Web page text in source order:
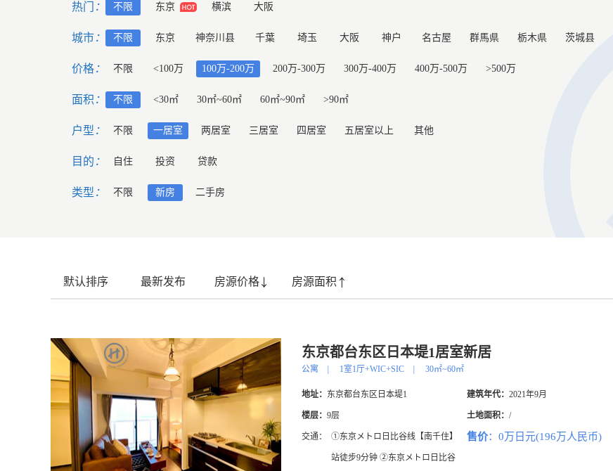
热门 ： 不限 东京 横滨 大阪
城市： 不限 东京 神奈川县 千葉 埼玉 大阪 神户 名古屋 群馬県 栃木県 茨城县
价格： 不限 <100万 100万-200万 200万-300万 300万-400万 400万-500万 >500万
面积 ： 不限 <30㎡ 30㎡~60㎡ 60㎡~90㎡ >90㎡
户型 ： 不限 一居室 两居室 三居室 四居室 五居室以上 其他
目的 ： 自住 投资 贷款
类型 ： 不限 新房 二手房
默认排序 最新发布 房源价格 房源面积
东京都台东区日本堤1居室新居
公寓 1室1厅+WIC+SIC 30㎡~60㎡
地址： 东京都台东区日本堤1 建筑年代： 2021年9月
楼层： 9层 土地面积： /
交通： ①东京メトロ日比谷线【南千住】
站徒步9分钟 ②东京メトロ日比谷
售价：0万日元(196万人民币)